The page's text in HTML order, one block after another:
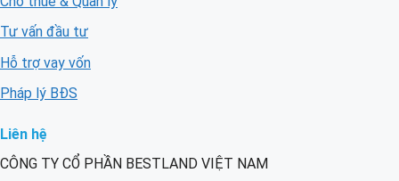
Tư vấn đầu tư
Hỗ trợ vay vốn
Pháp lý BĐS
Liên hệ
CÔNG TY CỔ PHẦN BESTLAND VIỆT NAM